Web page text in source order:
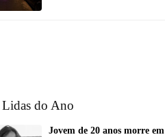
do Ano
Jovem de 20 anos morre em